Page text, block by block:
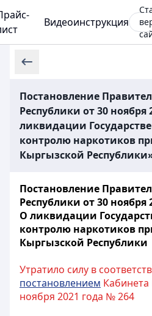
Видеоинструкция
Постановление
Республики от 30 ноября
ликвидации
контролю наркотиков
Кыргызской
Постановление
Республики от 30 ноября
О ликвидации
контролю наркотиков
Кыргызской Республики
Утратило силу в
постановлением
ноября 2021 года № 264